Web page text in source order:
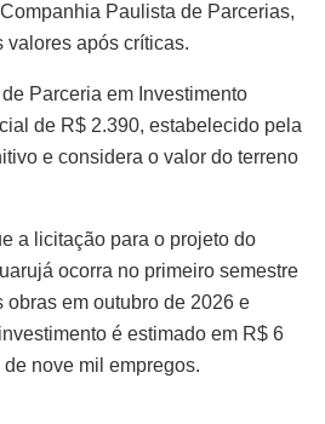
Paulista de Parcerias,
valores após críticas.
Parceria em Investimento
de R$ 2.390, estabelecido pela
e considera o valor do terreno
a licitação para o projeto do
ocorra no primeiro semestre
em outubro de 2026 e
é estimado em R$ 6
nove mil empregos.